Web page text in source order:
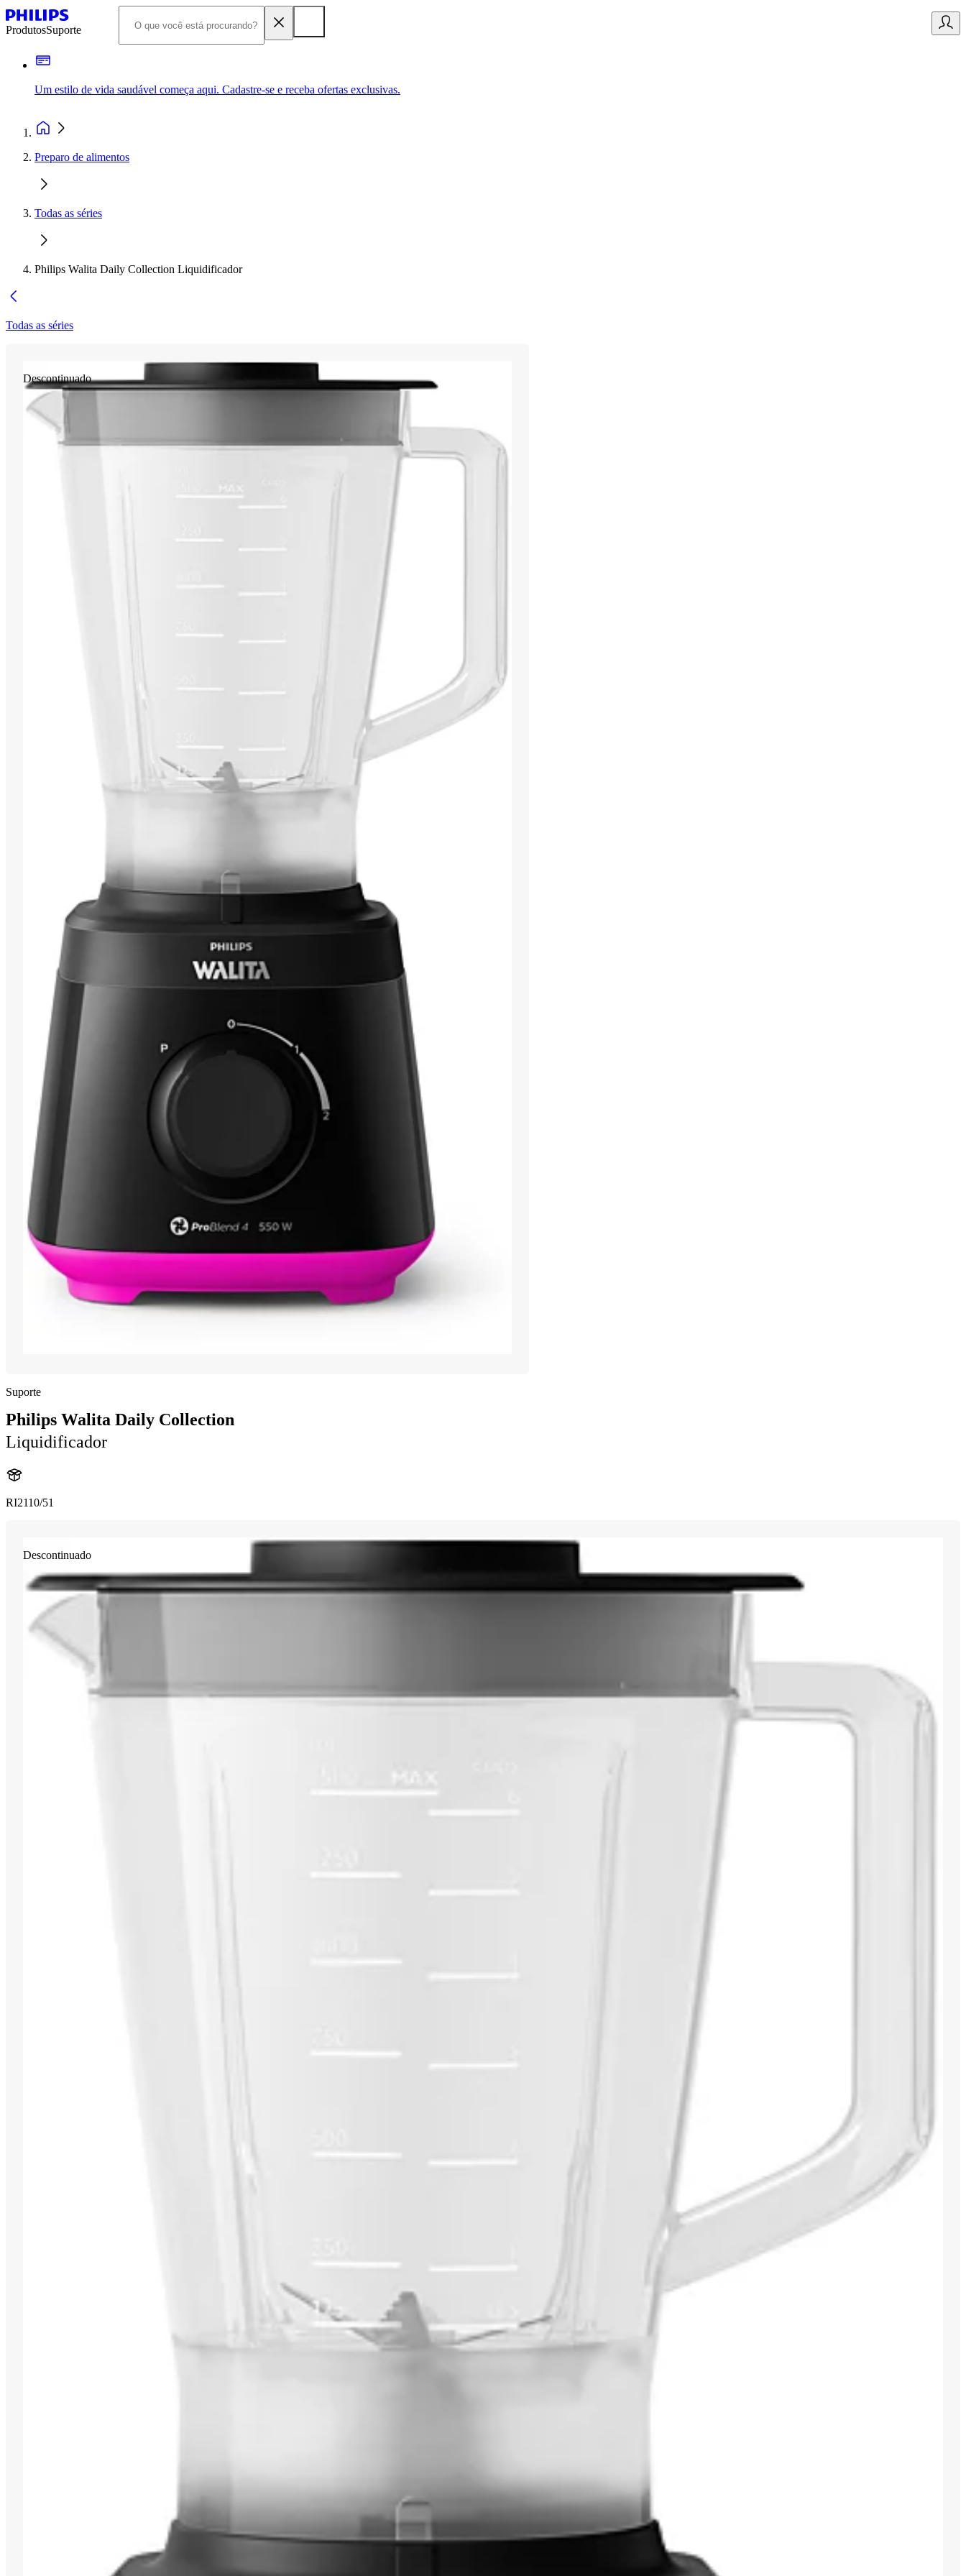
ProdutosSuporte
Um estilo de vida saudável começa aqui. Cadastre-se e receba ofertas exclusivas.
Preparo de alimentos
Todas as séries
Philips Walita Daily Collection Liquidificador
Todas as séries
Descontinuado
Suporte
Philips Walita Daily Collection
Liquidificador
RI2110/51
Descontinuado